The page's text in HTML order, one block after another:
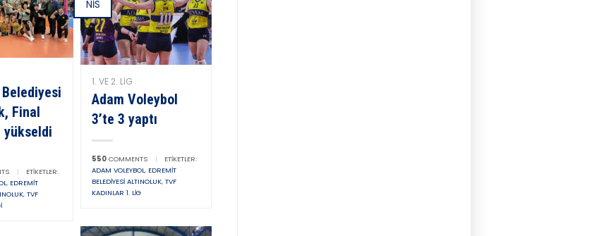
Final
yükseldi
|
ETIKETLER:
, EDREMIT
, TVF
NIS
1. VE 2. LIG
Adam Voleybol
3’te 3 yaptı
550 COMMENTS |
ETIKETLER:
ADAM VOLEYBOL, EDREMIT
BELEDIYESI ALTINOLUK, TVF
KADINLAR 1. LIG